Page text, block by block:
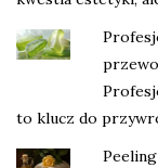
to klucz do